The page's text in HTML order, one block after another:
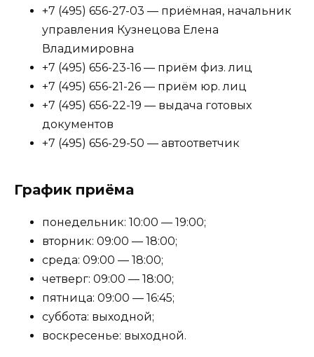
+7 (495) 656-27-03 — приёмная, начальник
управления Кузнецова Елена
Владимировна
+7 (495) 656-23-16 — приём физ. лиц
+7 (495) 656-21-26 — приём юр. лиц
+7 (495) 656-22-19 — выдача готовых
документов
+7 (495) 656-29-50 — автоответчик
График приёма
понедельник: 10:00 — 19:00;
вторник: 09:00 — 18:00;
среда: 09:00 — 18:00;
четверг: 09:00 — 18:00;
пятница: 09:00 — 16:45;
суббота: выходной;
воскресенье: выходной.